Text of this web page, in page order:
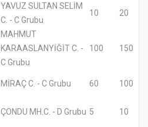
YAVUZ SULTAN SELİM
C. - C Grubu
10 20
MAHMUT
KARAASLANYİĞİT C. -
C Grubu
100 150
MİRAÇ C. - C Grubu 60 100
ÇONDU MH.C. - D Grubu 5 10